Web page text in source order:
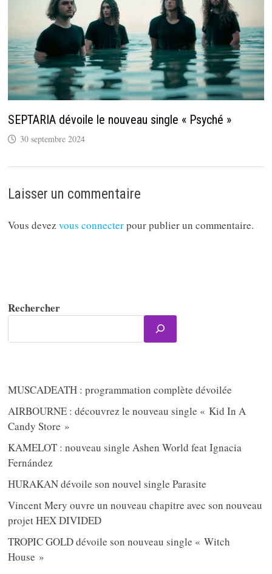
SEPTARIA dévoile le nouveau single « Psyché »
30 septembre 2024
Laisser un commentaire
Vous devezvous connecterpour publier un commentaire.
Rechercher
MUSCADEATH : programmation complète dévoilée
AIRBOURNE : découvrez le nouveau single « Kid In A
Candy Store »
KAMELOT : nouveau single Ashen World feat Ignacia
Fernández
HURAKAN dévoile son nouvel single Parasite
Vincent Mery ouvre un nouveau chapitre avec son nouveau
projet HEX DIVIDED
TROPIC GOLD dévoile son nouveau single « Witch
House »